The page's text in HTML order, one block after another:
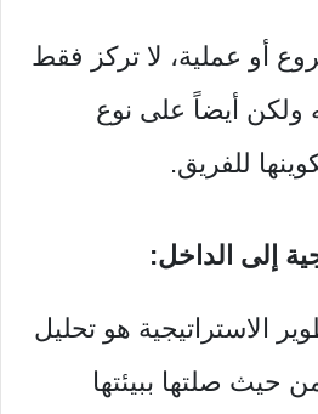
أو عملية، لا تركز فقط
ولكن أيضاً على نوع
للفريق.
إلى الداخل:
الاستراتيجية هو تحليل
صلتها ببيئتها